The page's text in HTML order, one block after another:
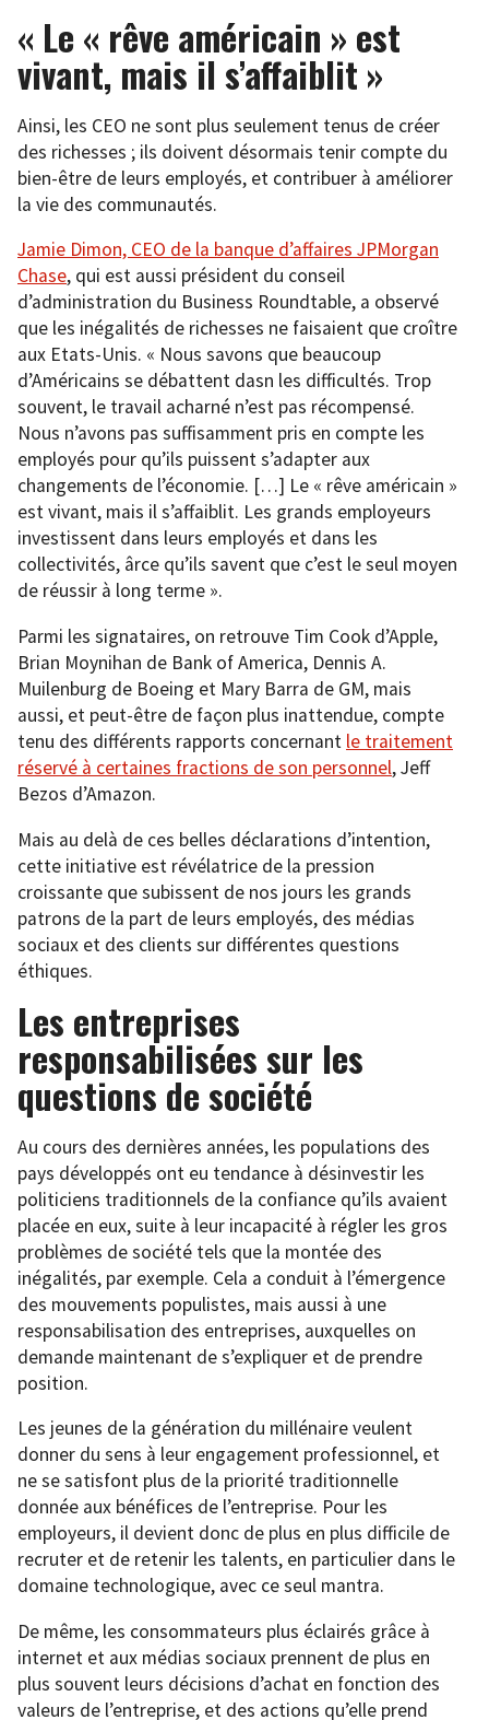
« Le « rêve américain » est
vivant, mais il s’affaiblit »
Ainsi, les CEO ne sont plus seulement tenus de créer
des richesses ; ils doivent désormais tenir compte du
bien-être de leurs employés, et contribuer à améliorer
la vie des communautés.
Jamie Dimon, CEO de la banque d’affaires JPMorgan
Chase, qui est aussi président du conseil
d’administration du Business Roundtable, a observé
que les inégalités de richesses ne faisaient que croître
aux Etats-Unis. « Nous savons que beaucoup
d’Américains se débattent dasn les difficultés. Trop
souvent, le travail acharné n’est pas récompensé.
Nous n’avons pas suffisamment pris en compte les
employés pour qu’ils puissent s’adapter aux
changements de l’économie. […] Le « rêve américain »
est vivant, mais il s’affaiblit. Les grands employeurs
investissent dans leurs employés et dans les
collectivités, ârce qu’ils savent que c’est le seul moyen
de réussir à long terme ».
Parmi les signataires, on retrouve Tim Cook d’Apple,
Brian Moynihan de Bank of America, Dennis A.
Muilenburg de Boeing et Mary Barra de GM, mais
aussi, et peut-être de façon plus inattendue, compte
tenu des différents rapports concernant le traitement
réservé à certaines fractions de son personnel, Jeff
Bezos d’Amazon.
Mais au delà de ces belles déclarations d’intention,
cette initiative est révélatrice de la pression
croissante que subissent de nos jours les grands
patrons de la part de leurs employés, des médias
sociaux et des clients sur différentes questions
éthiques.
Les entreprises
responsabilisées sur les
questions de société
Au cours des dernières années, les populations des
pays développés ont eu tendance à désinvestir les
politiciens traditionnels de la confiance qu’ils avaient
placée en eux, suite à leur incapacité à régler les gros
problèmes de société tels que la montée des
inégalités, par exemple. Cela a conduit à l’émergence
des mouvements populistes, mais aussi à une
responsabilisation des entreprises, auxquelles on
demande maintenant de s’expliquer et de prendre
position.
Les jeunes de la génération du millénaire veulent
donner du sens à leur engagement professionnel, et
ne se satisfont plus de la priorité traditionnelle
donnée aux bénéfices de l’entreprise. Pour les
employeurs, il devient donc de plus en plus difficile de
recruter et de retenir les talents, en particulier dans le
domaine technologique, avec ce seul mantra.
De même, les consommateurs plus éclairés grâce à
internet et aux médias sociaux prennent de plus en
plus souvent leurs décisions d’achat en fonction des
valeurs de l’entreprise, et des actions qu’elle prend